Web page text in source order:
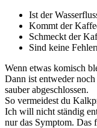
Ist der
Kommt der
Schmeckt der
Sind keine
Wenn etwas komisch
Dann ist entweder
sauber abgeschlossen.
So vermeidest du
Ich will nicht ständig
nur das Symptom. Das